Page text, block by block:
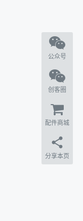
公众号
创客圈
配件商城
分享本页